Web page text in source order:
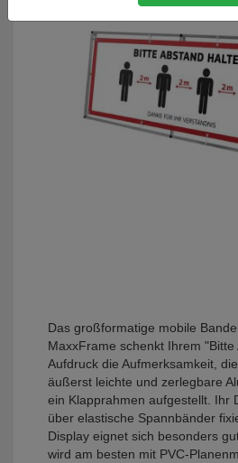
Das großformatige mobile
MaxxFrame schenkt Ihrem "Bitte
Aufdruck die Aufmerksamkeit,
äußerst leichte und zerlegbare
ein Klapprahmen aufgestellt. Ihr
über elastische Spannbänder
Display eignet sich besonders
wird am besten mit PVC-